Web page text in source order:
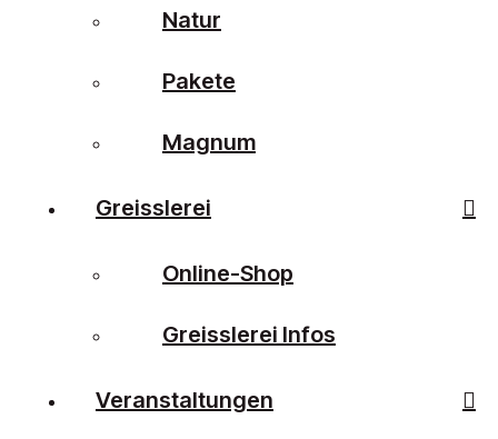
Natur
Pakete
Magnum
Greisslerei
Online-Shop
Greisslerei Infos
Veranstaltungen